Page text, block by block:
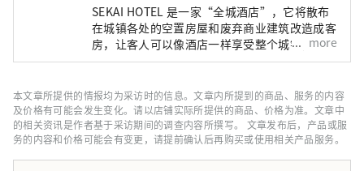
SEKAI HOTEL 是一家“全城酒店”，它将散布
在城镇各处的空置房屋和废弃商业建筑改造成客
房，让客人可以像酒店一样享受整个城镇，并在
附近的餐厅享用晚餐和早餐。
more
本文章所提供的情报均为采访时的信息。文章内所提到的商品、服务的内容
及价格有可能会发生变化。请以店铺实际所提供的商品、价格为准。文章中
的相关资讯是作者基于采访期间的调查内容所撰写。 文章发布后，产品或服
务的内容和价格可能会有变更，请提前确认后再购买或使用相关产品服务。